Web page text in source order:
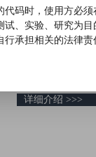
全局替换
详细介绍 >>>
码时，使用方必
、实验、研究为
行承担相关的法律责